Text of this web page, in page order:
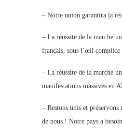
– Notre union garantira la
– La réussite de la marche
français, sous l’œil complice
– La réussite de la marche
manifestations massives en
– Restons unis et
de nous ! Notre pays a